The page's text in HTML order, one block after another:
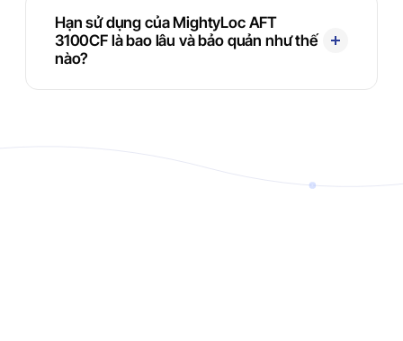
Hạn sử dụng của MightyLoc AFT
3100CF là bao lâu và bảo quản như thế
nào?